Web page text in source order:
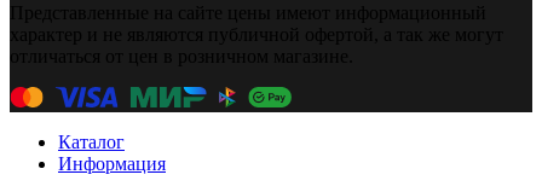
Представленные на сайте цены имеют информационный
характер и не являются публичной офертой, а так же могут
отличаться от цен в розничном магазине.
Каталог
Информация